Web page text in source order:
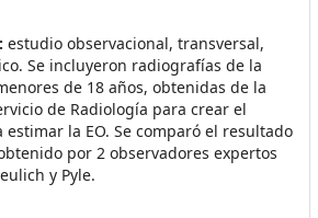
estudio observacional, transversal,
Se incluyeron radiografías de la
de 18 años, obtenidas de la
de Radiología para crear el
la EO. Se comparó el resultado
por 2 observadores expertos
y Pyle.